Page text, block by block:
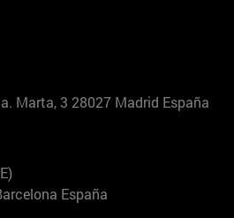
Marta, 3 28027 Madrid España
España